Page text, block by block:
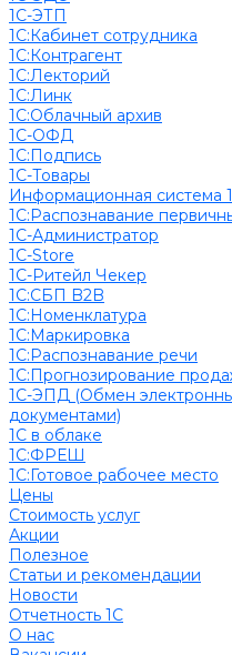
1С-ЭТП
1С:Кабинет сотрудника
1С:Контрагент
1С:Лекторий
1С:Линк
1С:Облачный архив
1С-ОФД
1С:Подпись
1С-Товары
Информационная система
1С:Распознавание
1С-Администратор
1С-Store
1С-Ритейл Чекер
1С:СБП B2B
1С:Номенклатура
1С:Маркировка
1С:Распознавание речи
1С:Прогнозирование
1С-ЭПД (Обмен
документами)
1С в облаке
1С:ФРЕШ
1C:Готовое рабочее место
Цены
Стоимость услуг
Акции
Полезное
Cтатьи и рекомендации
Новости
Отчетность 1С
О нас